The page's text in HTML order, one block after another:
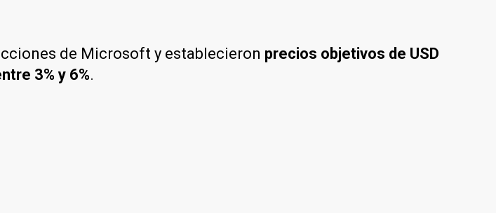
de Microsoft y establecieron precios objetivos de USD
3% y 6%.